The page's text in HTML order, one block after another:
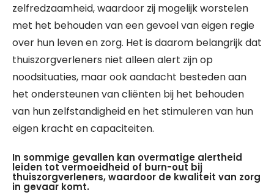
zelfredzaamheid, waardoor zij mogelijk worstelen
met het behouden van een gevoel van eigen regie
over hun leven en zorg. Het is daarom belangrijk dat
thuiszorgverleners niet alleen alert zijn op
noodsituaties, maar ook aandacht besteden aan
het ondersteunen van cliënten bij het behouden
van hun zelfstandigheid en het stimuleren van hun
eigen kracht en capaciteiten.
In sommige gevallen kan overmatige alertheid
leiden tot vermoeidheid of burn-out bij
thuiszorgverleners, waardoor de kwaliteit van zorg
in gevaar komt.